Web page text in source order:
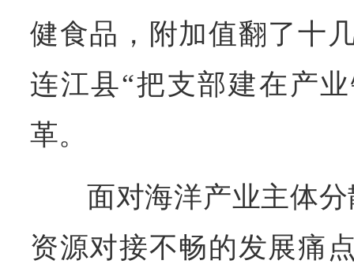
健食品，附加值翻了十
连江县“把支部建在产
革。
面对海洋产业主体
资源对接不畅的发展痛